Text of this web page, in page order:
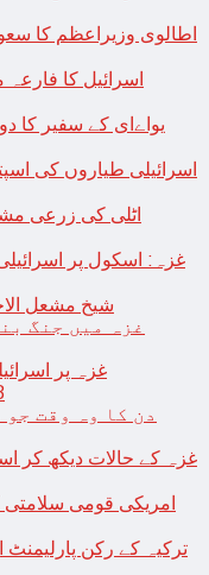
اطالوی وزیراعظم کا
یواےای کے سفیر کا
اسرائیلی طیاروں کی
اٹلی کی زرعی
غزہ: اسکول پر
شیخ مشعل
غزہ میں جنگ
دن کا وہ وقت
امریکی قومی
ترکیہ کے رکن پارلیمنٹ